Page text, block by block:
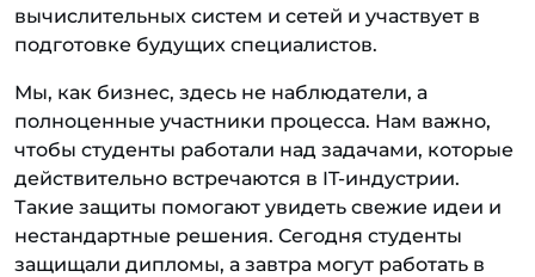
вычислительных систем и сетей и участвует в
подготовке будущих специалистов.
Мы, как бизнес, здесь не наблюдатели, а
полноценные участники процесса. Нам важно,
чтобы студенты работали над задачами, которые
действительно встречаются в IT-индустрии.
Такие защиты помогают увидеть свежие идеи и
нестандартные решения. Сегодня студенты
защищали дипломы, а завтра могут работать в